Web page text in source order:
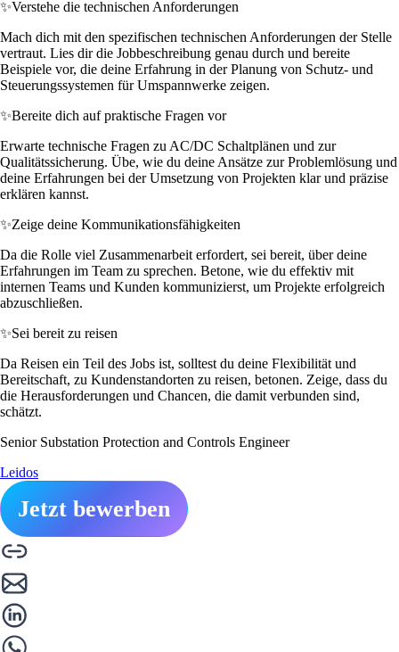
✨Verstehe die technischen Anforderungen
Mach dich mit den spezifischen technischen Anforderungen der Stelle
vertraut. Lies dir die Jobbeschreibung genau durch und bereite
Beispiele vor, die deine Erfahrung in der Planung von Schutz- und
Steuerungssystemen für Umspannwerke zeigen.
✨Bereite dich auf praktische Fragen vor
Erwarte technische Fragen zu AC/DC Schaltplänen und zur
Qualitätssicherung. Übe, wie du deine Ansätze zur Problemlösung und
deine Erfahrungen bei der Umsetzung von Projekten klar und präzise
erklären kannst.
✨Zeige deine Kommunikationsfähigkeiten
Da die Rolle viel Zusammenarbeit erfordert, sei bereit, über deine
Erfahrungen im Team zu sprechen. Betone, wie du effektiv mit
internen Teams und Kunden kommunizierst, um Projekte erfolgreich
abzuschließen.
✨Sei bereit zu reisen
Da Reisen ein Teil des Jobs ist, solltest du deine Flexibilität und
Bereitschaft, zu Kundenstandorten zu reisen, betonen. Zeige, dass du
die Herausforderungen und Chancen, die damit verbunden sind,
schätzt.
Senior Substation Protection and Controls Engineer
Leidos
Jetzt bewerben